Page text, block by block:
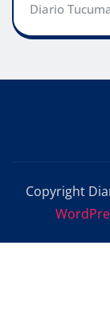
Diario
Copyright